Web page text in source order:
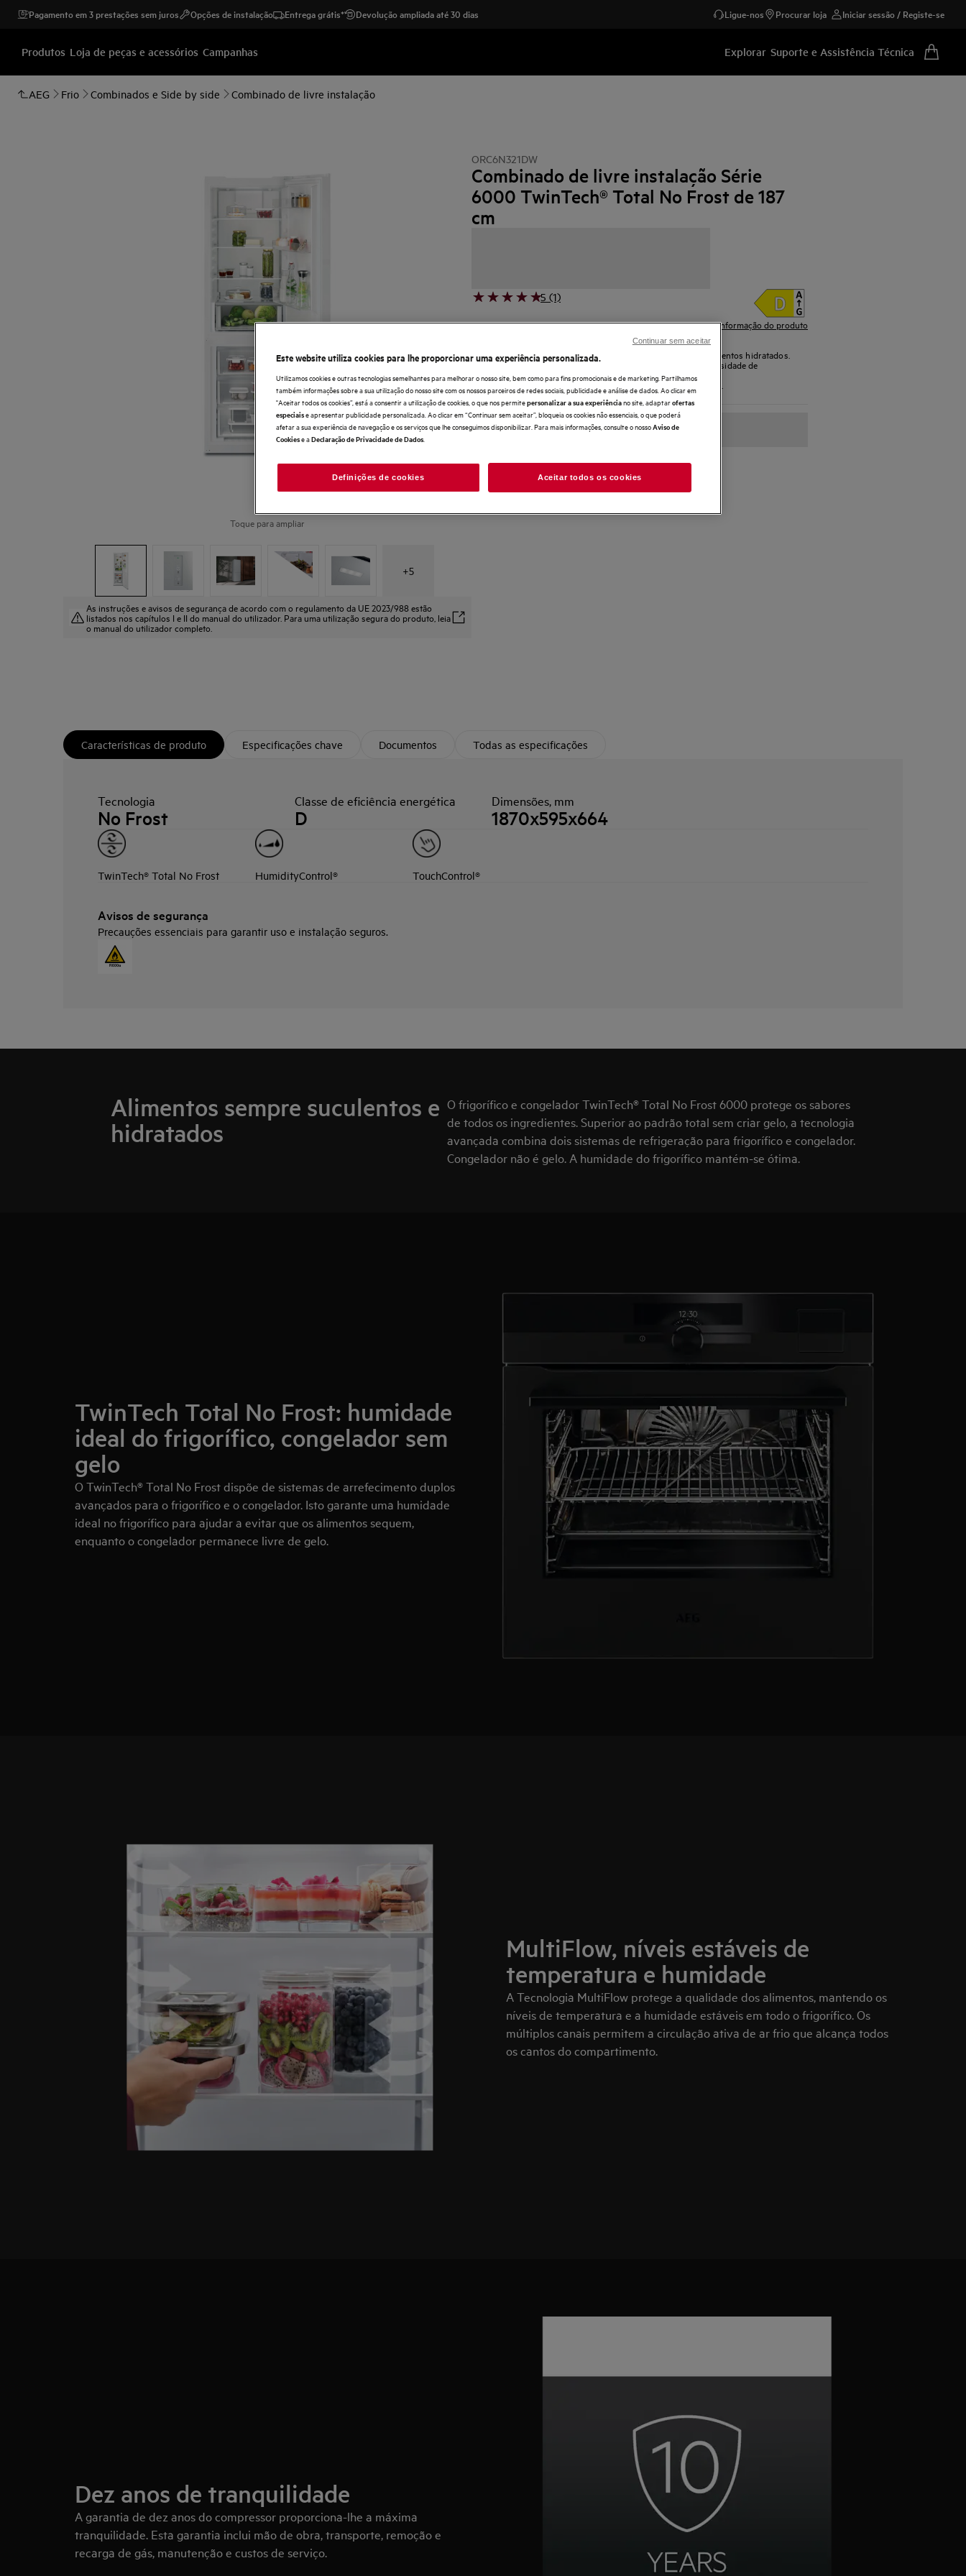
Pagamento em 3 prestações sem juros Opções de instalação Entrega grátis* Devolução ampliada até 30 dias Ligue-nos Procurar loja Iniciar sessão / Registe-se
Produtos Loja de peças e acessórios Campanhas Explorar Suporte e Assistência Técnica
AEG Frio Combinados e Side by side Combinado de livre instalação
Toque para ampliar
+5
As instruções e avisos de segurança de acordo com o regulamento da UE 2023/988 estão
listados nos capítulos I e II do manual do utilizador. Para uma utilização segura do produto, leia
o manual do utilizador completo.
ORC6N321DW
Combinado de livre instalação Série
6000 TwinTech® Total No Frost de 187
cm
5 (1)
Ficha de informação do produto
O Combinado 6000 TwinTech® Total No Frost mantém os alimentos hidratados.
TwinTech Total No Frost protege os alimentos, elimina a necessidade de
descongelar.
Tecnologia MultiFlow para preservar os alimentos na perfeição.
Características de produto Especificações chave Documentos Todas as especificações
Tecnologia
No Frost
Classe de eficiência energética
D
Dimensões, mm
1870x595x664
TwinTech® Total No Frost HumidityControl® TouchControl®
Avisos de segurança
Precauções essenciais para garantir uso e instalação seguros.
Alimentos sempre suculentos e
hidratados
O frigorífico e congelador TwinTech® Total No Frost 6000 protege os sabores
de todos os ingredientes. Superior ao padrão total sem criar gelo, a tecnologia
avançada combina dois sistemas de refrigeração para frigorífico e congelador.
Congelador não é gelo. A humidade do frigorífico mantém-se ótima.
TwinTech Total No Frost: humidade
ideal do frigorífico, congelador sem
gelo
O TwinTech® Total No Frost dispõe de sistemas de arrefecimento duplos
avançados para o frigorífico e o congelador. Isto garante uma humidade
ideal no frigorífico para ajudar a evitar que os alimentos sequem,
enquanto o congelador permanece livre de gelo.
MultiFlow, níveis estáveis de
temperatura e humidade
A Tecnologia MultiFlow protege a qualidade dos alimentos, mantendo os
níveis de temperatura e a humidade estáveis em todo o frigorífico. Os
múltiplos canais permitem a circulação ativa de ar frio que alcança todos
os cantos do compartimento.
Dez anos de tranquilidade
A garantia de dez anos do compressor proporciona-lhe a máxima
tranquilidade. Esta garantia inclui mão de obra, transporte, remoção e
recarga de gás, manutenção e custos de serviço.
Este website utiliza cookies para lhe proporcionar uma experiência personalizada.
Utilizamos cookies e outras tecnologias semelhantes para melhorar o nosso site, bem como para fins promocionais e de marketing. Partilhamos
também informações sobre a sua utilização do nosso site com os nossos parceiros de redes sociais, publicidade e análise de dados. Ao clicar em
"Aceitar todos os cookies”, está a consentir a utilização de cookies, o que nos permitepersonalizar a sua experiênciano site, adaptarofertas
especiaise apresentar publicidade personalizada. Ao clicar em “Continuar sem aceitar”, bloqueia os cookies não essenciais, o que poderá
afetar a sua experiência de navegação e os serviços que lhe conseguimos disponibilizar. Para mais informações, consulte o nossoAviso de
Cookiese aDeclaração de Privacidade de Dados
Definições de cookies Aceitar todos os cookies
Continuar sem aceitar